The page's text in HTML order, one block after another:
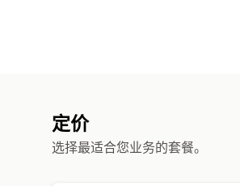
定价
选择最适合您业务的套餐。